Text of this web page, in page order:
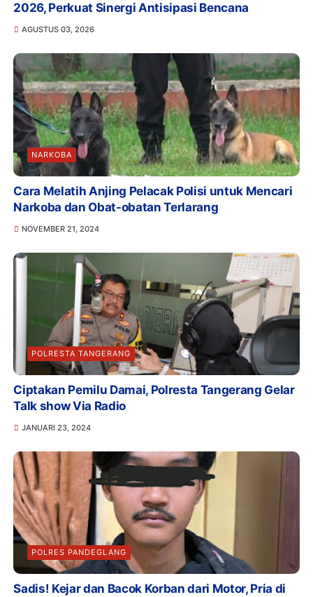
2026, Perkuat Sinergi Antisipasi Bencana
AGUSTUS 03, 2026
NARKOBA
Cara Melatih Anjing Pelacak Polisi untuk Mencari
Narkoba dan Obat-obatan Terlarang
NOVEMBER 21, 2024
POLRESTA TANGERANG
Ciptakan Pemilu Damai, Polresta Tangerang Gelar
Talk show Via Radio
JANUARI 23, 2024
POLRES PANDEGLANG
Sadis! Kejar dan Bacok Korban dari Motor, Pria di